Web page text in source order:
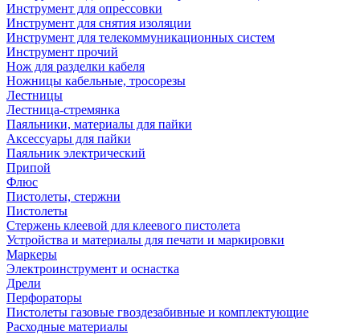
Инструмент для опрессовки
Инструмент для снятия изоляции
Инструмент для телекоммуникационных систем
Инструмент прочий
Нож для разделки кабеля
Ножницы кабельные, тросорезы
Лестницы
Лестница-стремянка
Паяльники, материалы для пайки
Аксессуары для пайки
Паяльник электрический
Припой
Флюс
Пистолеты, стержни
Пистолеты
Стержень клеевой для клеевого пистолета
Устройства и материалы для печати и маркировки
Маркеры
Электроинструмент и оснастка
Дрели
Перфораторы
Пистолеты газовые гвоздезабивные и комплектующие
Расходные материалы